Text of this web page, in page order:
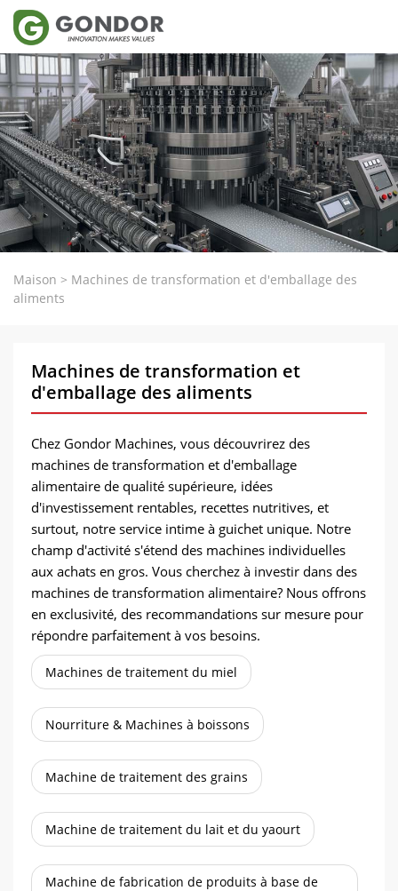
Maison > Machines de transformation et d'emballage des
aliments
Machines de transformation et
d'emballage des aliments
Chez Gondor Machines, vous découvrirez des
machines de transformation et d'emballage
alimentaire de qualité supérieure, idées
d'investissement rentables, recettes nutritives, et
surtout, notre service intime à guichet unique. Notre
champ d'activité s'étend des machines individuelles
aux achats en gros. Vous cherchez à investir dans des
machines de transformation alimentaire? Nous offrons
en exclusivité, des recommandations sur mesure pour
répondre parfaitement à vos besoins.
Machines de traitement du miel
Nourriture & Machines à boissons
Machine de traitement des grains
Machine de traitement du lait et du yaourt
Machine de fabrication de produits à base de